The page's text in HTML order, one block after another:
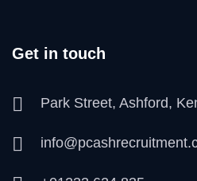
Get in touch
Park Street, Ashford,